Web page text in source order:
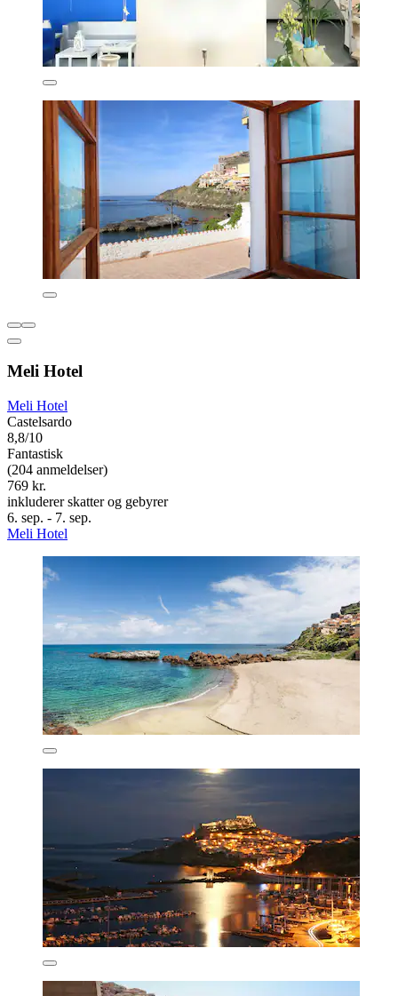
Meli Hotel
Meli Hotel
Castelsardo
8,8/10
Fantastisk
(204 anmeldelser)
769 kr.
inkluderer skatter og gebyrer
6. sep. - 7. sep.
Meli Hotel